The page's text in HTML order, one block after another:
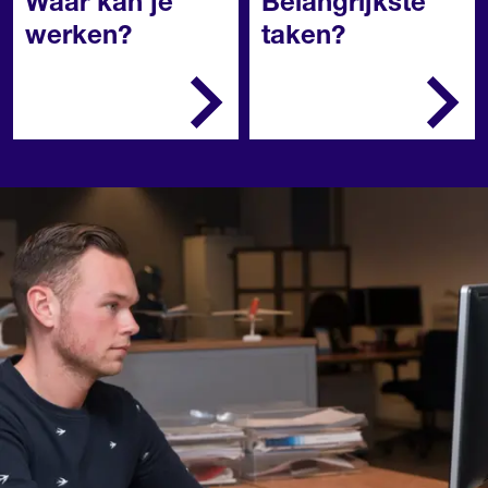
werken?
luchtvaartmaatschappije
taken?
verkoopgesprekken
met klanten, werkt
Je maakt planningen
nodige documenten
Je bewaakt de
voortgang en de
kwaliteit
Je zoekt oplossingen
voor afwijkende
ladingen.